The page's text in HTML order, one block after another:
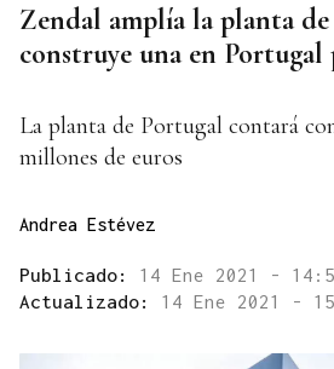
Zendal amplía la planta
construye una en Portugal
La planta de Portugal contará
millones de euros
Andrea Estévez
Publicado: 14 Ene 2021 -
Actualizado: 14 Ene 2021 -